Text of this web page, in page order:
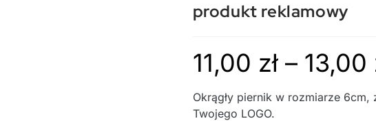
produkt reklamowy
11,00 zł – 13,00
Okrągły piernik w rozmiarze 6cm,
Twojego LOGO.